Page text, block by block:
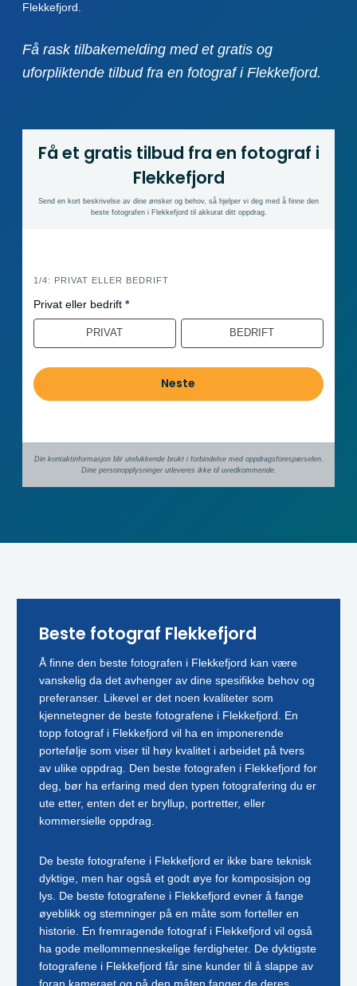
Flekkefjord.
Få rask tilbakemelding med et gratis og
uforpliktende tilbud fra en fotograf i Flekkefjord.
Få et gratis tilbud fra en fotograf i
Flekkefjord
Send en kort beskrivelse av dine ønsker og behov, så hjelper vi deg med å finne den
beste fotografen i Flekkefjord til akkurat ditt oppdrag.
i
n
n
o
d
1/4: PRIVAT ELLER BEDRIFT
Privat eller bedrift *
PRIVAT BEDRIFT
Neste
Din kontaktinformasjon blir utelukkende brukt i forbindelse med oppdrags­forespørselen.
Dine person­­opplysninger utleveres ikke til uvedkommende.
Beste fotograf Flekkefjord
Å finne den beste fotografen i Flekkefjord kan være
vanskelig da det avhenger av dine spesifikke behov og
preferanser. Likevel er det noen kvaliteter som
kjennetegner de beste fotografene i Flekkefjord. En
topp fotograf i Flekkefjord vil ha en imponerende
portefølje som viser til høy kvalitet i arbeidet på tvers
av ulike oppdrag. Den beste fotografen i Flekkefjord for
deg, bør ha erfaring med den typen fotografering du er
ute etter, enten det er bryllup, portretter, eller
kommersielle oppdrag.
De beste fotografene i Flekkefjord er ikke bare teknisk
dyktige, men har også et godt øye for komposisjon og
lys. De beste fotografene i Flekkefjord evner å fange
øyeblikk og stemninger på en måte som forteller en
historie. En fremragende fotograf i Flekkefjord vil også
ha gode mellommenneskelige ferdigheter. De dyktigste
fotografene i Flekkefjord får sine kunder til å slappe av